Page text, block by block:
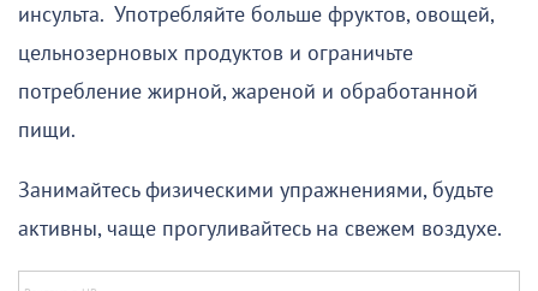
инсульта. Употребляйте больше фруктов, овощей,
цельнозерновых продуктов и ограничьте
потребление жирной, жареной и обработанной
пищи.
Занимайтесь физическими упражнениями, будьте
активны, чаще прогуливайтесь на свежем воздухе.